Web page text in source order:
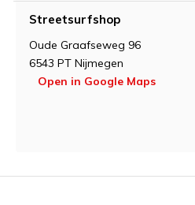
Streetsurfshop
Oude Graafseweg 96
6543 PT Nijmegen
Open in Google Maps